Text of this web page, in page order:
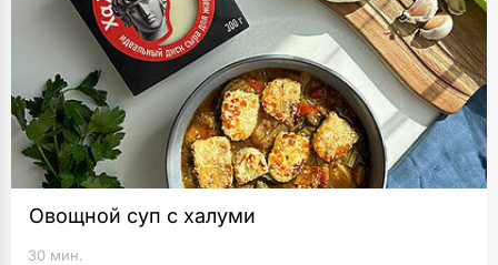
Овощной суп с халуми
30 мин.